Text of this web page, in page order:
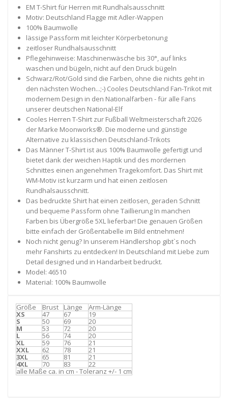
EM T-Shirt für Herren mit Rundhalsausschnitt
Motiv: Deutschland Flagge mit Adler-Wappen
100% Baumwolle
lässige Passform mit leichter Körperbetonung
zeitloser Rundhalsausschnitt
Pflegehinweise: Maschinenwäsche bis 30°, auf links
waschen und bügeln, nicht auf den Druck bügeln
Schwarz/Rot/Gold sind die Farben, ohne die nichts geht in
den nächsten Wochen...;-) Cooles Deutschland Fan-Trikot mit
modernem Design in den Nationalfarben - für alle Fans
unserer deutschen National-Elf
Cooles Herren T-Shirt zur Fußball Weltmeisterschaft 2026
der Marke Moonworks®. Die moderne und günstige
Alternative zu klassischen Deutschland-Trikots
Das Männer T-Shirt ist aus 100% Baumwolle gefertigt und
bietet dank der weichen Haptik und des mordernen
Schnittes einen angenehmen Tragekomfort. Das Shirt mit
WM-Motiv ist kurzarm und hat einen zeitlosen
Rundhalsausschnitt.
Das bedruckte Shirt hat einen zeitlosen, geraden Schnitt
und bequeme Passform ohne Taillierung In manchen
Farben bis Übergröße 5XL lieferbar! Die genauen Größen
bitte einfach der Größentabelle im Bild entnehmen!
Noch nicht genug? In unserem Händlershop gibt`s noch
mehr Fanshirts zu entdecken! In Deutschland mit Liebe zum
Detail designed und in Handarbeit bedruckt.
Model: 46510
Material: 100% Baumwolle
Größe Brust Länge Arm-Länge
XS 47 67 19
S 50 69 20
M 53 72 20
L 56 74 20
XL 59 76 21
XXL 62 78 21
3XL 65 81 21
4XL 70 83 22
alle Maße ca. in cm - Toleranz +/- 1 cm